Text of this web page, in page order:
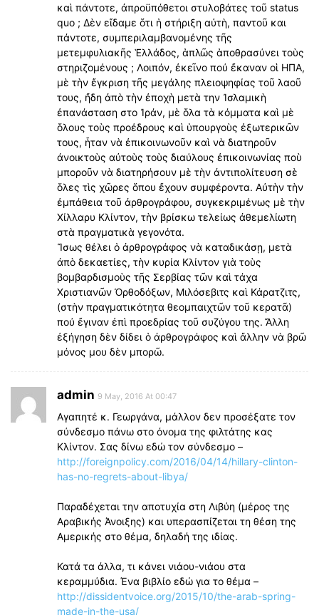
καὶ πάντοτε, ἀπροϋπόθετοι στυλοβάτες τοῦ status
quo ; Δὲν εἴδαμε ὅτι ἡ στήριξη αὐτὴ, παντοῦ και
πάντοτε, συμπεριλαμβανομένης τῆς
μετεμφυλιακῆς Ἑλλάδος, ἁπλῶς ἁποθρασύνει τοὺς
στηριζομένους ; Λοιπόν, ἐκεῖνο πού ἔκαναν οἱ ΗΠΑ,
μὲ τὴν ἔγκριση τῆς μεγάλης πλειοψηφίας τοῦ λαοῦ
τους, ἤδη ἀπὸ τὴν ἐποχὴ μετὰ την Ἰσλαμικὴ
ἐπανάσταση στο Ἰράν, μὲ ὅλα τὰ κόμματα καὶ μὲ
ὅλους τοὺς προέδρους καὶ ὑπουργοὺς ἐξωτερικῶν
τους, ἦταν νὰ ἐπικοινωνοῦν καὶ νὰ διατηροῦν
ἀνοικτοὺς αὐτοὺς τοὺς διαύλους ἐπικοινωνίας ποὺ
μποροῦν νὰ διατηρήσουν μὲ τὴν ἀντιπολίτευση σὲ
ὅλες τὶς χῶρες ὅπου ἔχουν συμφέροντα. Αὐτὴν τὴν
ἐμπάθεια τοῦ ἀρθρογράφου, συγκεκριμένως μὲ τὴν
Χίλλαρυ Κλίντον, τὴν βρίσκω τελείως ἀθεμελίωτη
στὰ πραγματικὰ γεγονότα.
Ἴσως θέλει ὁ ἀρθρογράφος νὰ καταδικάσῃ, μετὰ
ἀπὸ δεκαετίες, τὴν κυρία Κλίντον γιὰ τοὺς
βομβαρδισμοὺς τῆς Σερβίας τῶν καὶ τάχα
Χριστιανῶν Ὀρθοδόξων, Μιλόσεβιτς καὶ Κάρατζιτς,
(στὴν πραγματικότητα θεομπαιχτῶν τοῦ κερατᾶ)
πού ἔγιναν ἐπὶ προεδρίας τοῦ συζύγου της. Ἄλλη
ἐξήγηση δὲν δίδει ὁ ἀρθρογράφος καὶ ἄλλην νὰ βρῶ
μόνος μου δὲν μπορῶ.
admin 9 May, 2016 At 00:47
Αγαπητέ κ. Γεωργάνα, μάλλον δεν προσέξατε τον
σύνδεσμο πάνω στο όνομα της φιλτάτης κας
Κλίντον. Σας δίνω εδώ τον σύνδεσμο –
http://foreignpolicy.com/2016/04/14/hillary-clinton-
has-no-regrets-about-libya/
Παραδέχεται την αποτυχία στη Λιβύη (μέρος της
Αραβικής Άνοιξης) και υπερασπίζεται τη θέση της
Αμερικής στο θέμα, δηλαδή της ιδίας.
Κατά τα άλλα, τι κάνει νιάου-νιάου στα
κεραμμύδια. Ένα βιβλίο εδώ για το θέμα –
http://dissidentvoice.org/2015/10/the-arab-spring-
made-in-the-usa/